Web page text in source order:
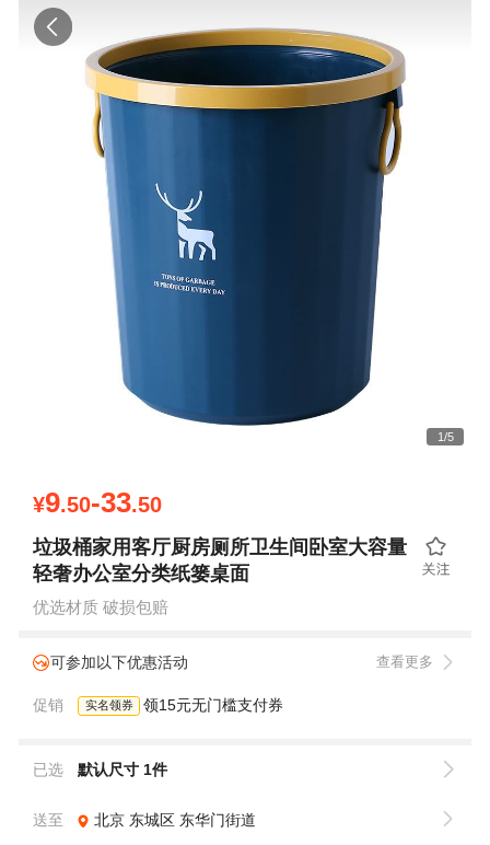
1/5
¥9.50-33.50
垃圾桶家用客厅厨房厕所卫生间卧室大容量
轻奢办公室分类纸篓桌面
优选材质 破损包赔
可参加以下优惠活动 查看更多
促销 实名领券 领15元无门槛支付券
已选 默认尺寸 1件
送至 北京 东城区 东华门街道